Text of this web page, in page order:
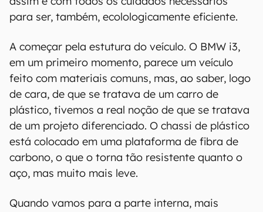
para ser, também, ecolologicamente eficiente.
A começar pela estutura do veículo. O BMW i3,
em um primeiro momento, parece um veículo
feito com materiais comuns, mas, ao saber, logo
de cara, de que se tratava de um carro de
plástico, tivemos a real noção de que se tratava
de um projeto diferenciado. O chassi de plástico
está colocado em uma plataforma de fibra de
carbono, o que o torna tão resistente quanto o
aço, mas muito mais leve.
Quando vamos para a parte interna, mais